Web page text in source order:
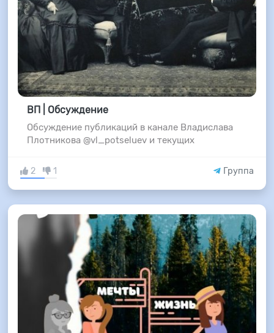
ВП | Обсуждение
Обсуждение публикаций в канале Владислава
Плотникова @vl_potseluev и текущих
2 1 Группа